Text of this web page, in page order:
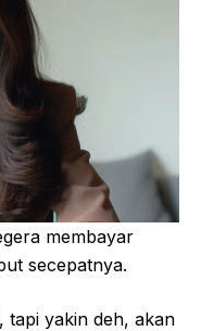
membayar
secepatnya.
tapi yakin deh, akan